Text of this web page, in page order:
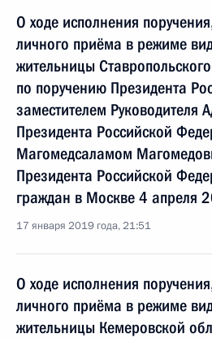
О ходе исполнения
личного приёма в режиме
жительницы
по поручению Президента
заместителем Руководителя
Президента Российской
Магомедсаламом
Президента Российской
граждан в Москве 4 апреля
17 января 2019 года, 21:51
О ходе исполнения
личного приёма в режиме
жительницы Кемеровской